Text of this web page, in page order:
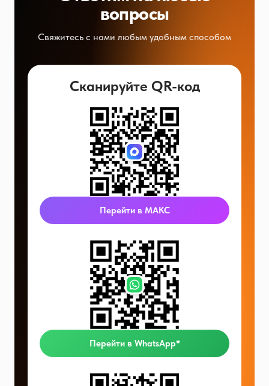
вопросы
Свяжитесь с нами любым удобным способом
Сканируйте QR-код
Перейти в МАКС
Перейти в WhatsApp*